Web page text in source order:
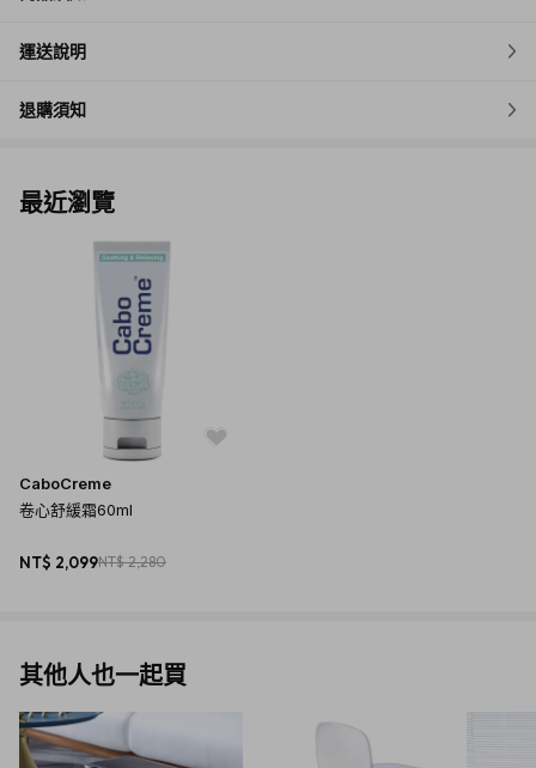
運送說明
退購須知
最近瀏覽
CaboCreme
卷心舒緩霜60ml
NT$ 2,099NT$ 2,280
其他人也一起買